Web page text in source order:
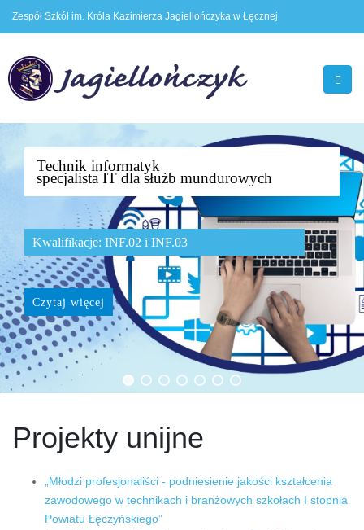
Zespół Szkół im. Króla Kazimierza Jagiellończyka w Łęcznej
Technik informatyk
specjalista IT dla służb mundurowych
Kwalifikacje: INF.02 i INF.03
Czytaj więcej
Projekty unijne
„Młodzi profesjonaliści - podniesienie jakości kształcenia
zawodowego w technikach i branżowych szkołach I stopnia
Powiatu Łęczyńskiego”